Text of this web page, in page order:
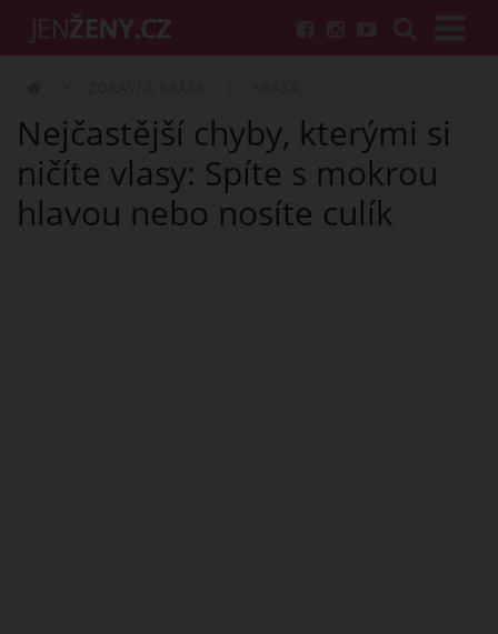
Nejčastější chyby, kterými si
ničíte vlasy: Spíte s mokrou
hlavou nebo nosíte culík